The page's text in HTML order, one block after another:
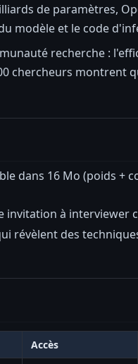
de paramètres,
modèle et le code
recherche :
chercheurs montrent
dans 16 Mo (poids +
invitation à interviewer
révèlent des
Accès